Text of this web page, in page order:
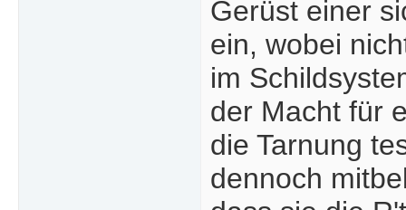
Gerüst einer
ein, wobei
im
der Macht für
die Tarnung
dennoch